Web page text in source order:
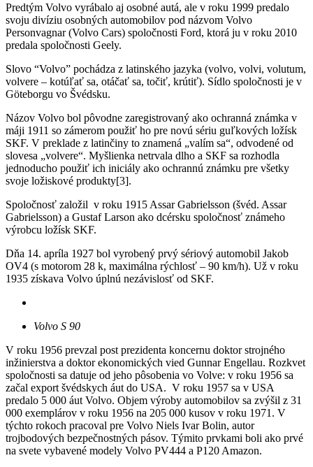
Predtým Volvo vyrábalo aj osobné autá, ale v roku 1999 predalo
svoju divíziu osobných automobilov pod názvom Volvo
Personvagnar (Volvo Cars) spoločnosti Ford, ktorá ju v roku 2010
predala spoločnosti Geely.
Slovo “Volvo” pochádza z latinského jazyka (volvo, volvi, volutum,
volvere – kotúľať sa, otáčať sa, točiť, krútiť). Sídlo spoločnosti je v
Göteborgu vo Švédsku.
Názov Volvo bol pôvodne zaregistrovaný ako ochranná známka v
máji 1911 so zámerom použiť ho pre novú sériu guľkových ložísk
SKF. V preklade z latinčiny to znamená „valím sa“, odvodené od
slovesa „volvere“. Myšlienka netrvala dlho a SKF sa rozhodla
jednoducho použiť ich iniciály ako ochrannú známku pre všetky
svoje ložiskové produkty[3].
Spoločnosť založil v roku 1915 Assar Gabrielsson (švéd. Assar
Gabrielsson) a Gustaf Larson ako dcérsku spoločnosť známeho
výrobcu ložísk SKF.
Dňa 14. apríla 1927 bol vyrobený prvý sériový automobil Jakob
OV4 (s motorom 28 k, maximálna rýchlosť – 90 km/h). Už v roku
1935 získava Volvo úplnú nezávislosť od SKF.
Volvo S 90
V roku 1956 prevzal post prezidenta koncernu doktor strojného
inžinierstva a doktor ekonomických vied Gunnar Engellau. Rozkvet
spoločnosti sa datuje od jeho pôsobenia vo Volve: v roku 1956 sa
začal export švédskych áut do USA. V roku 1957 sa v USA
predalo 5 000 áut Volvo. Objem výroby automobilov sa zvýšil z 31
000 exemplárov v roku 1956 na 205 000 kusov v roku 1971. V
týchto rokoch pracoval pre Volvo Niels Ivar Bolin, autor
trojbodových bezpečnostných pásov. Týmito prvkami boli ako prvé
na svete vybavené modely Volvo PV444 a P120 Amazon.